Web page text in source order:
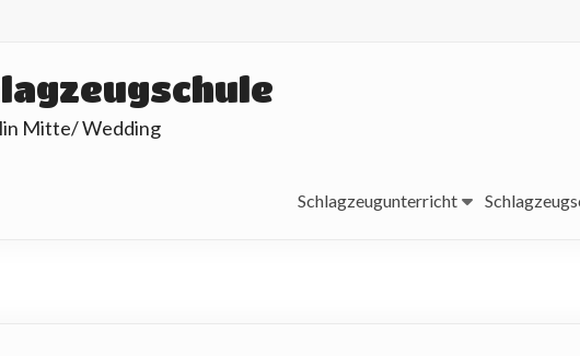
Mitte/ Wedding
Schlagzeugunterricht